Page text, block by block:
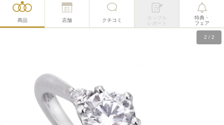
商品 店舗 クチコミ
カップル
レポート
特典・
フェア
2 / 2